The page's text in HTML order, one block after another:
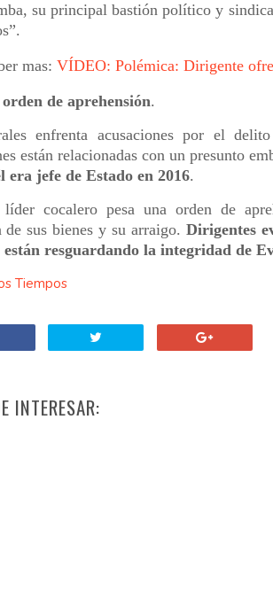
su principal bastión político y
mas: VÍDEO: Polémica: Dirigente
de aprehensión.
enfrenta acusaciones por el
están relacionadas con un presunto
era jefe de Estado en 2016.
líder cocalero pesa una orden de
de sus bienes y su arraigo.Dirigentes
están resguardando la integridad de
Tiempos
INTERESAR: